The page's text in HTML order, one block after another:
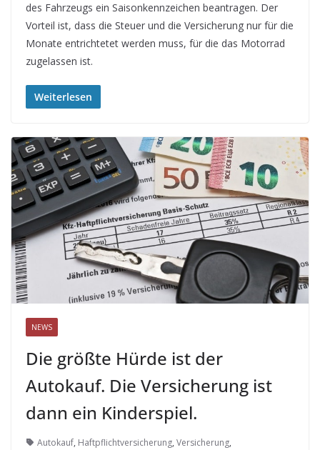
des Fahrzeugs ein Saisonkennzeichen beantragen. Der
Vorteil ist, dass die Steuer und die Versicherung nur für die
Monate entrichtetet werden muss, für die das Motorrad
zugelassen ist.
Weiterlesen
NEWS
Die größte Hürde ist der
Autokauf. Die Versicherung ist
dann ein Kinderspiel.
Autokauf, Haftpflichtversicherung, Versicherung,